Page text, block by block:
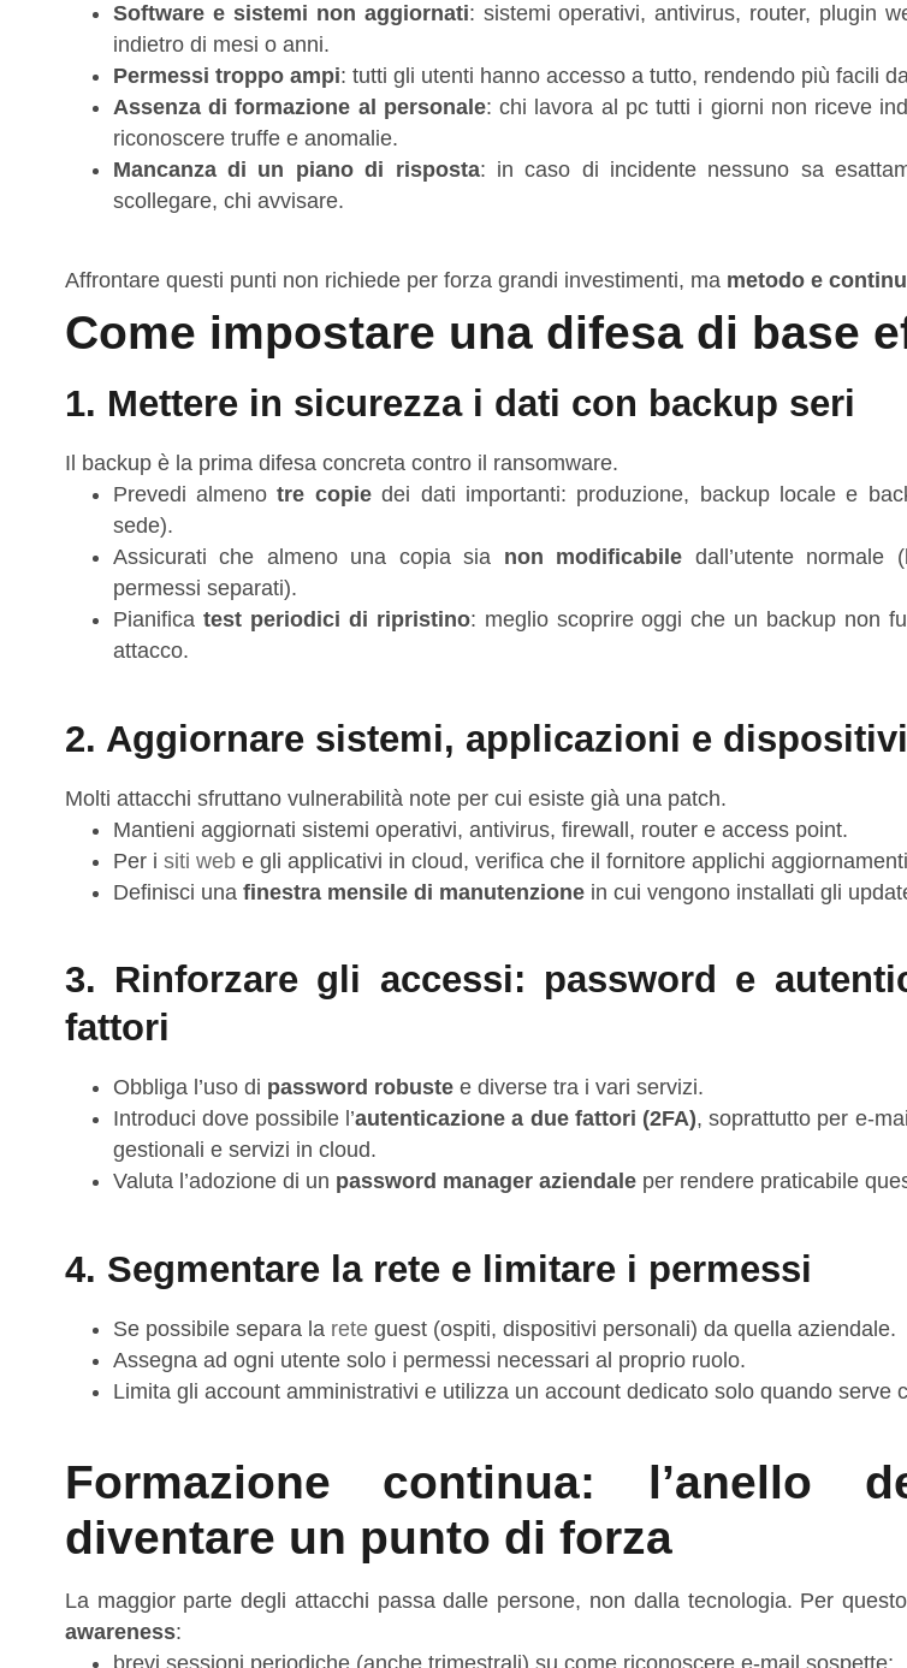
Software e sistemi non aggiornati: sistemi operativi, antivirus, router, plugin
indietro di mesi o anni.
Permessi troppo ampi: tutti gli utenti hanno accesso a tutto, rendendo più facili
Assenza di formazione al personale: chi lavora al pc tutti i giorni non riceve
riconoscere truffe e anomalie.
Mancanza di un piano di risposta: in caso di incidente nessuno sa
scollegare, chi avvisare.
Affrontare questi punti non richiede per forza grandi investimenti, ma metodo e
Come impostare una difesa di base
1. Mettere in sicurezza i dati con backup seri
Il backup è la prima difesa concreta contro il ransomware.
Prevedi almenotre copiedei dati importanti: produzione, backup locale e
sede).
Assicurati che almeno una copia sia non modificabile dall’utente normale
permessi separati).
Pianifica test periodici di ripristino: meglio scoprire oggi che un backup non
attacco.
2. Aggiornare sistemi, applicazioni e dispositivi
Molti attacchi sfruttano vulnerabilità note per cui esiste già una patch.
Mantieni aggiornati sistemi operativi, antivirus, firewall, router e access point.
Per i siti webe gli applicativi in cloud, verifica che il fornitore applichi
Definisci una finestra mensile di manutenzionein cui vengono installati gli
3. Rinforzare gli accessi: password e
fattori
Obbliga l’uso di password robustee diverse tra i vari servizi.
Introduci dove possibile l’autenticazione a due fattori (2FA), soprattutto per
gestionali e servizi in cloud.
Valuta l’adozione di un password manager aziendaleper rendere praticabile
4. Segmentare la rete e limitare i permessi
Se possibile separa la reteguest (ospiti, dispositivi personali) da quella aziendale.
Assegna ad ogni utente solo i permessi necessari al proprio ruolo.
Limita gli account amministrativi e utilizza un account dedicato solo quando serve
Formazione continua: l’anello
diventare un punto di forza
La maggior parte degli attacchi passa dalle persone, non dalla tecnologia. Per
awareness:
brevi sessioni periodiche (anche trimestrali) su come riconoscere e‑mail sospette;